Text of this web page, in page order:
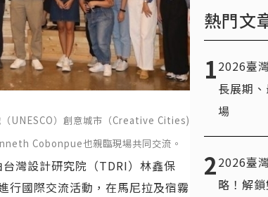
UNESCO）創意城市（Creative Cities)
Cobonpue也親臨現場共同交流。
灣設計研究院（TDRI）林鑫保
行國際交流活動，在馬尼拉及宿霧
熱門文
12026臺
長展期
場
22026臺
略！解